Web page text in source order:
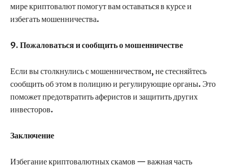
мире криптовалют помогут вам оставаться в курсе и
избегать мошенничества.
9. Пожаловаться и сообщить о мошенничестве
Если вы столкнулись с мошенничеством, не стесняйтесь
сообщить об этом в полицию и регулирующие органы. Это
поможет предотвратить аферистов и защитить других
инвесторов.
Заключение
Избегание криптовалютных скамов — важная часть